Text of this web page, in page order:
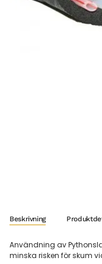
Beskrivning
Användning av
minska risken för skum